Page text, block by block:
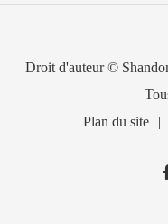
Droit d'auteur ©
Plan du site